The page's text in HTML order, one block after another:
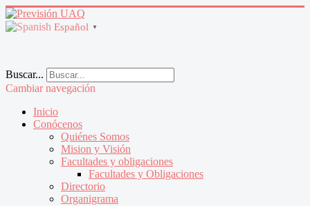
Español ▼
Buscar...
Cambiar navegación
Inicio
Conócenos
Quiénes Somos
Mision y Visión
Facultades y obligaciones
Facultades y Obligaciones
Directorio
Organigrama